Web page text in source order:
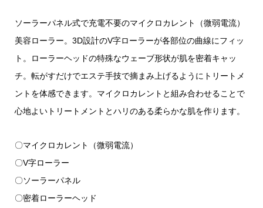
ソーラーパネル式で充電不要のマイクロカレント（微弱電流）
美容ローラー。3D設計のV字ローラーが各部位の曲線にフィッ
ト。ローラーヘッドの特殊なウェーブ形状が肌を密着キャッ
チ。転がすだけでエステ手技で摘まみ上げるようにトリートメ
ントを体感できます。マイクロカレントと組み合わせることで
心地よいトリートメントとハリのある柔らかな肌を作ります。
〇マイクロカレント（微弱電流）
〇V字ローラー
〇ソーラーパネル
〇密着ローラーヘッド